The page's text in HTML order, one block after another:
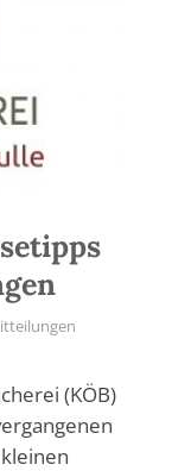
(KÖB)